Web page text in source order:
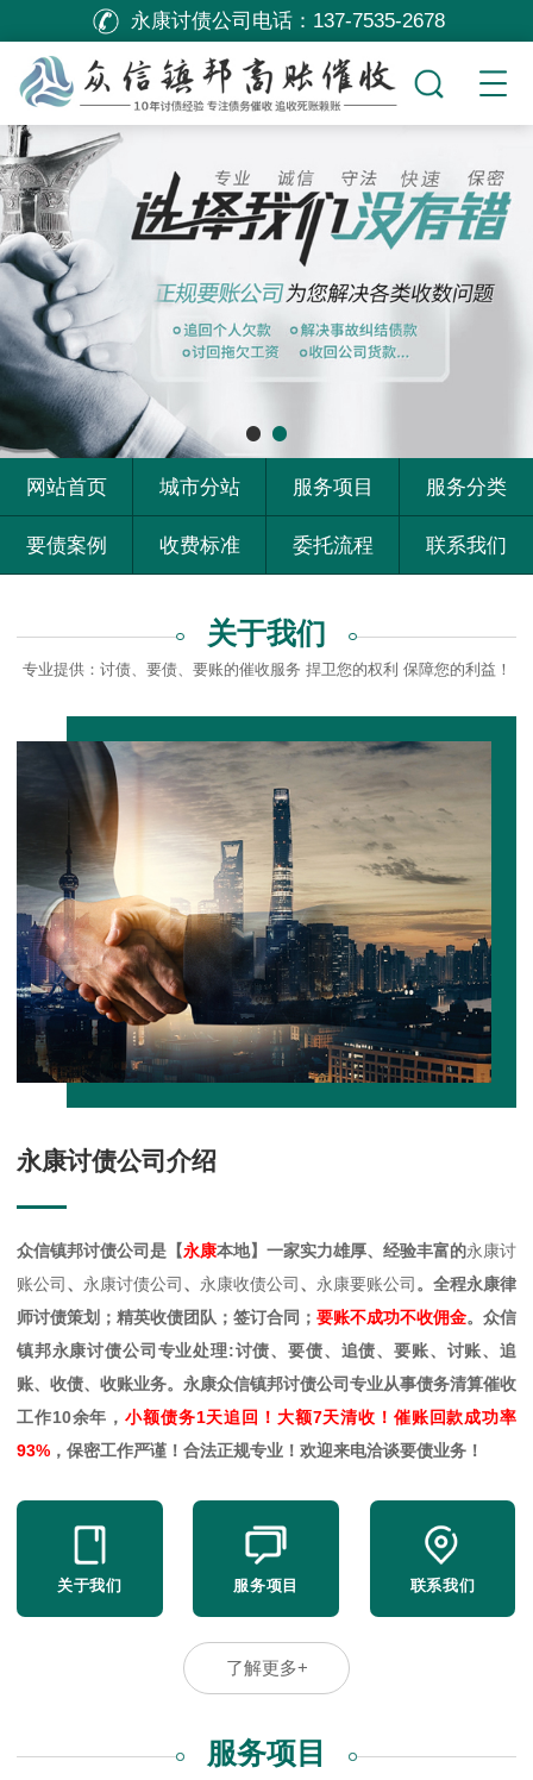
网站首页 城市分站 服务项目 服务分类
要债案例 收费标准 委托流程 联系我们
永康讨债公司电话： 137-7535-2678
关于我们
专业提供：讨债、要债、要账的催收服务 捍卫您的权利 保障您的利益！
永康讨债公司介绍
众信镇邦讨债公司是【永康本地】一家实力雄厚、经验丰富的永康讨
账公司 、 永康讨债公司 、 永康收债公司 、 永康要账公司 。全程永康律
师讨债策划；精英收债团队；签订合同； 要账不成功不收佣金。众信
镇邦永康讨债公司专业处理:讨债、要债、追债、要账、讨账、追
账、收债、收账业务。永康众信镇邦讨债公司专业从事债务清算催收
工作10余年，小额债务1天追回！大额7天清收！催账回款成功率
93% ，保密工作严谨！合法正规专业！欢迎来电洽谈要债业务！
关于我们 服务项目 联系我们
了解更多+
服务项目